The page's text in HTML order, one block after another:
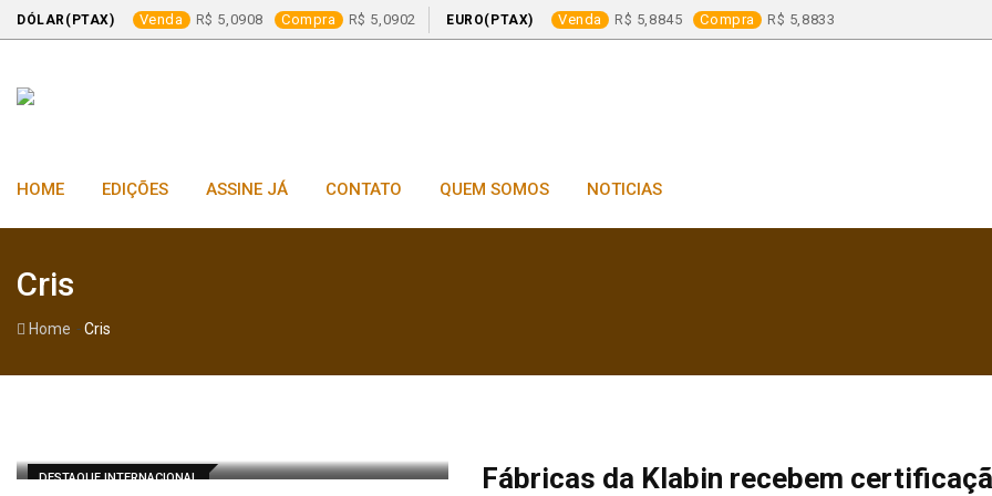
DÓLAR(PTAX) Venda 5,0908 Compra 5,0902 EURO(PTAX) Venda 5,8845 Compra 5,8833
content
HOME EDIÇÕES ASSINE JÁ CONTATO QUEM SOMOS NOTICIAS
Cris
Home -Cris
DESTAQUE INTERNACIONAL Fábricas da Klabin recebem